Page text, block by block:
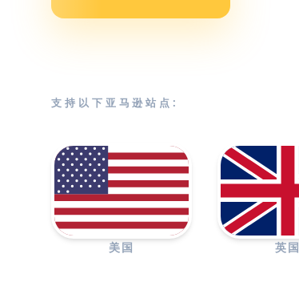
支持以下亚马逊站点:
美国 英国